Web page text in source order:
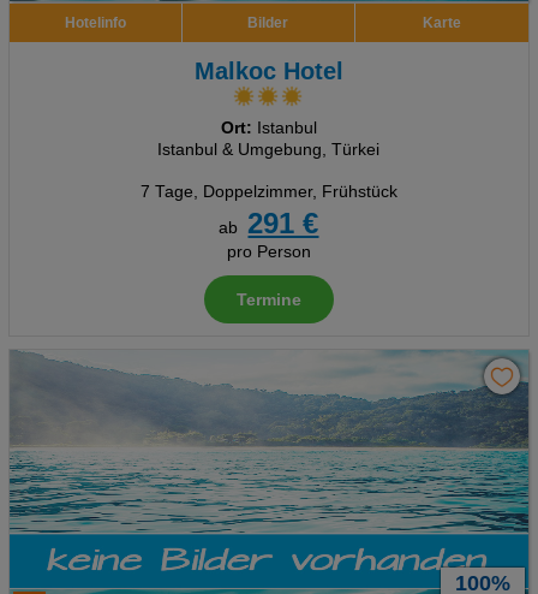
Hotelinfo Bilder Karte
Malkoc Hotel
Ort: Istanbul
Istanbul & Umgebung, Türkei
7 Tage, Doppelzimmer, Frühstück
ab
291 €
pro Person
Termine
100%